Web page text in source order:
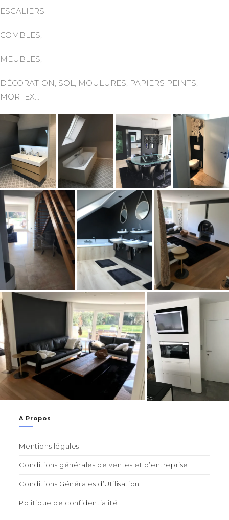
ESCALIERS
COMBLES,
MEUBLES,
DÉCORATION, SOL, MOULURES, PAPIERS PEINTS,
MORTEX…
A Propos
Mentions légales
Conditions générales de ventes et d’entreprise
Conditions Générales d’Utilisation
Politique de confidentialité